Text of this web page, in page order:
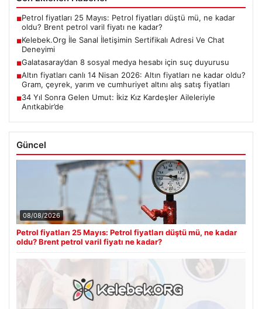
■Petrol fiyatları 25 Mayıs: Petrol fiyatları düştü mü, ne kadar
oldu? Brent petrol varil fiyatı ne kadar?
■Kelebek.Org İle Sanal İletişimin Sertifikalı Adresi Ve Chat
Deneyimi
■Galatasaray’dan 8 sosyal medya hesabı için suç duyurusu
■Altın fiyatları canlı 14 Nisan 2026: Altın fiyatları ne kadar oldu?
Gram, çeyrek, yarım ve cumhuriyet altını alış satış fiyatları
■34 Yıl Sonra Gelen Umut: İkiz Kız Kardeşler Aileleriyle
Anıtkabir’de
Güncel
08/08/2026
Petrol fiyatları 25 Mayıs: Petrol fiyatları düştü mü, ne kadar
oldu? Brent petrol varil fiyatı ne kadar?